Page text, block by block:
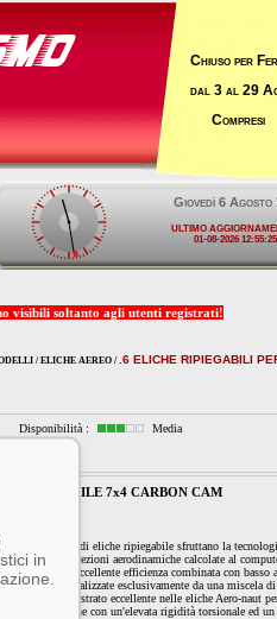
Chiuso per
dal 3 al 29
Compresi
visibili soltanto agli utenti registrati!
/ ELICHE AEREO / .6 ELICHE RIPIEGABILI
Disponibilità : Media
RIPIEGABILE 7x4 CARBON CAM
generazione di eliche ripiegabile sfruttano la
ottimizzato e sezioni aerodinamiche calcolate al
precisione ed eccellente efficienza combinata con basso
eliche sono realizzate esclusivamente da una miscela
che si è dimostrato eccellente nelle eliche Aero-naut
conferisce eliche con un'elevata rigidità torsionale ed
in